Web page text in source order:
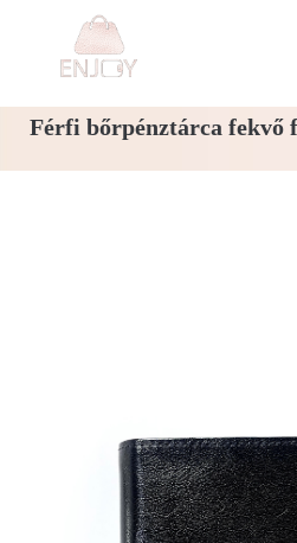
Férfi bőrpénztárca fekvő